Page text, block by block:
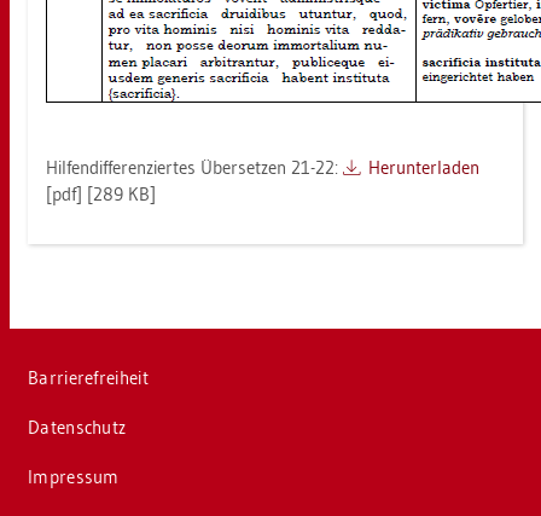
Hil­fen­dif­fe­ren­zier­tes Über­set­zen 21-22:
Her­un­ter­la­den
[pdf] [289 KB]
Bar­rie­re­frei­heit
Da­ten­schutz
Im­pres­sum